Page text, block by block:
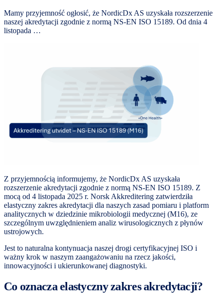
Mamy przyjemność ogłosić, że NordicDx AS uzyskała rozszerzenie
naszej akredytacji zgodnie z normą NS-EN ISO 15189. Od dnia 4
listopada …
Z przyjemnością informujemy, że NordicDx AS uzyskała
rozszerzenie akredytacji zgodnie z normą NS-EN ISO 15189. Z
mocą od 4 listopada 2025 r. Norsk Akkreditering zatwierdziła
elastyczny zakres akredytacji dla naszych zasad pomiaru i platform
analitycznych w dziedzinie mikrobiologii medycznej (M16), ze
szczególnym uwzględnieniem analiz wirusologicznych z płynów
ustrojowych.
Jest to naturalna kontynuacja naszej drogi certyfikacyjnej ISO i
ważny krok w naszym zaangażowaniu na rzecz jakości,
innowacyjności i ukierunkowanej diagnostyki.
Co oznacza elastyczny zakres akredytacji?